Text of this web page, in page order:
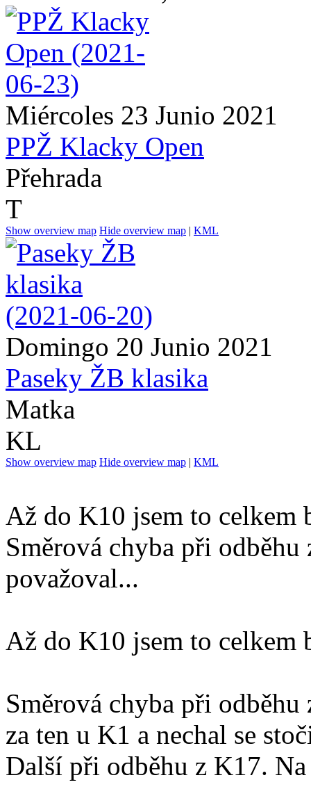
Miércoles 23 Junio 2021
PPŽ Klacky Open
Přehrada
T
Show overview map Hide overview map | KML
Domingo 20 Junio 2021
Paseky ŽB klasika
Matka
KL
Show overview map Hide overview map | KML
Až do K10 jsem to celkem
Směrová chyba při
považoval...
Až do K10 jsem to celkem
Směrová chyba při
za ten u K1 a nechal se
Další při odběhu z K17.